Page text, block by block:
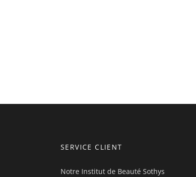
SERVICE CLIENT
Notre Institut de Beauté Sothys